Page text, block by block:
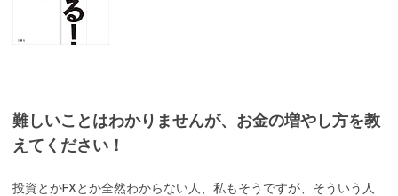
難しいことはわかりませんが、お金の増やし方を教
えてください！
投資とかFXとか全然わからない人、私もそうですが、そういう人